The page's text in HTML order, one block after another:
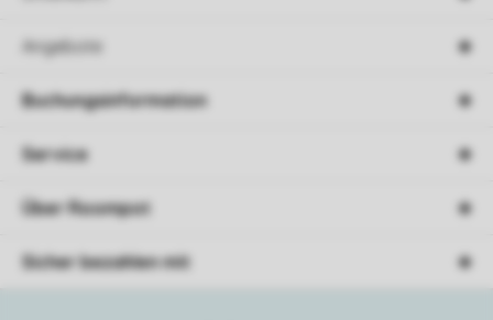
Angebote
Buchungsinformation
Service
Über Roompot
Sicher bezahlen mit